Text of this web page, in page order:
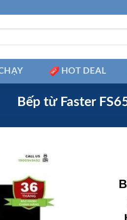
HOT DEAL
Bếp từ Faster